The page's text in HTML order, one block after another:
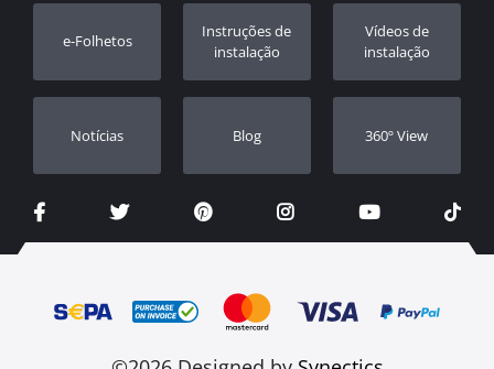
Revendedores
e-Folhetos
Instruções de
instalação
Vídeos de
instalação
Notícias Blog 360º View